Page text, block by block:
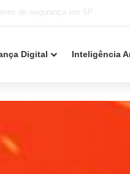
em servidores
Digital Inteligência